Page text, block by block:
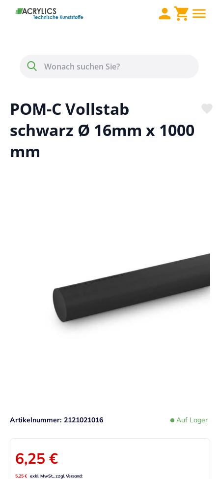
Direkt zum Inhalt
Menü
POM-C Vollstab
schwarz Ø 16mm x 1000
mm
Auf Lager
Artikelnummer 2121021016
6,25 €
5,25 €